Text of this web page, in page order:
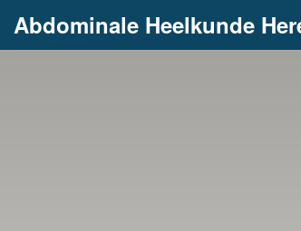
Abdominale Heelkunde